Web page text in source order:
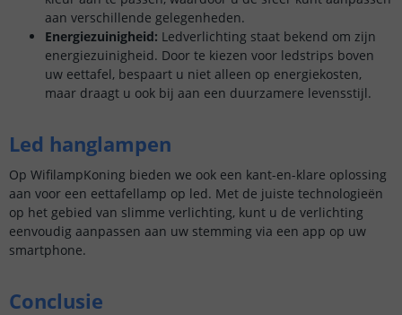
aan verschillende gelegenheden.
Energiezuinigheid: Ledverlichting staat bekend om zijn
energiezuinigheid. Door te kiezen voor ledstrips boven
uw eettafel, bespaart u niet alleen op energiekosten,
maar draagt u ook bij aan een duurzamere levensstijl.
Led hanglampen
Op WifilampKoning bieden we ook een kant-en-klare oplossing
aan voor een eettafellamp op led. Met de juiste technologieën
op het gebied van slimme verlichting, kunt u de verlichting
eenvoudig aanpassen aan uw stemming via een app op uw
smartphone.
Conclusie